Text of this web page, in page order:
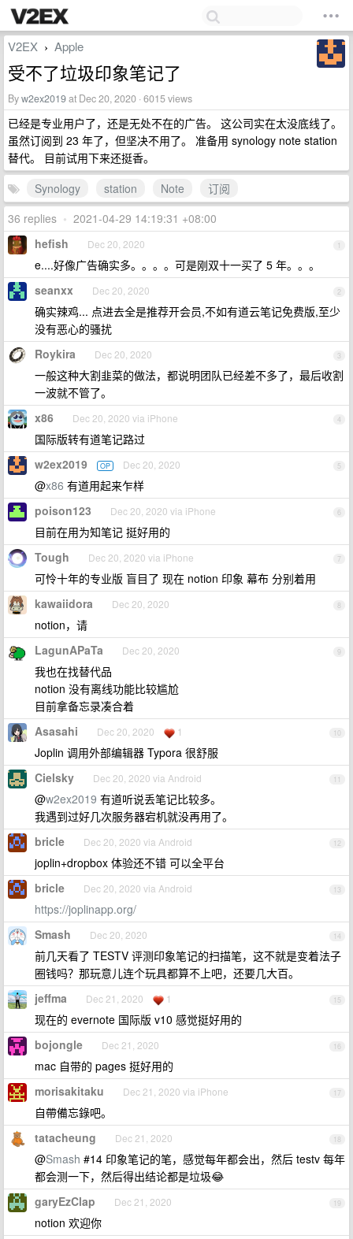
V2EX › Apple
受不了垃圾印象笔记了
Byw2ex2019at Dec 20, 2020 · 6015 views
已经是专业用户了，还是无处不在的广告。 这公司实在太没底线了。
虽然订阅到 23 年了，但坚决不用了。 准备用 synology note station
替代。 目前试用下来还挺香。
Synology
station Note
订阅
36 replies • 2021-04-29 14:19:31 +08:00
1
hefish Dec 20, 2020
e....好像广告确实多。。。。可是刚双十一买了 5 年。。。
2
seanxx Dec 20, 2020
确实辣鸡... 点进去全是推荐开会员,不如有道云笔记免费版,至少
没有恶心的骚扰
3
Roykira Dec 20, 2020
一般这种大割韭菜的做法，都说明团队已经差不多了，最后收割
一波就不管了。
4
x86 Dec 20, 2020 via iPhone
国际版转有道笔记路过
5
w2ex2019 OP Dec 20, 2020
@x86 有道用起来乍样
6
poison123 Dec 20, 2020 via iPhone
目前在用为知笔记 挺好用的
7
Tough Dec 20, 2020 via iPhone
可怜十年的专业版 盲目了 现在 notion 印象 幕布 分别着用
8
kawaiidora Dec 20, 2020
notion，请
9
LagunAPaTa Dec 20, 2020
我也在找替代品
notion 没有离线功能比较尴尬
目前拿备忘录凑合着
10
Asasahi Dec 20, 2020 1
Joplin 调用外部编辑器 Typora 很舒服
11
Cielsky Dec 20, 2020 via Android
@w2ex2019 有道听说丢笔记比较多。
我遇到过好几次服务器宕机就没再用了。
12
bricle Dec 20, 2020 via Android
joplin+dropbox 体验还不错 可以全平台
13
bricle Dec 20, 2020 via Android
https://joplinapp.org/
14
Smash Dec 20, 2020
前几天看了 TESTV 评测印象笔记的扫描笔，这不就是变着法子
圈钱吗？那玩意儿连个玩具都算不上吧，还要几大百。
15
jeffma Dec 21, 2020 1
现在的 evernote 国际版 v10 感觉挺好用的
16
bojongle Dec 21, 2020
mac 自带的 pages 挺好用的
17
morisakitaku Dec 21, 2020 via iPhone
自帶備忘錄吧。
18
tatacheung Dec 21, 2020
@Smash #14 印象笔记的笔，感觉每年都会出，然后 testv 每年
都会测一下，然后得出结论都是垃圾😂
19
garyEzClap Dec 21, 2020
notion 欢迎你